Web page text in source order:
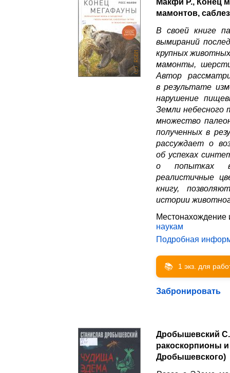
Макфи Р., Конец
мамонтов,
В своей книге
вымираний
крупных
мамонты,
Автор
в результате
нарушение
Земли небесного
множество
полученных в
рассуждает о
об успехах
о попытках
реалистичные
книгу,
истории
Местонахождение
наукам
Подробная
📚 1 экз. для
Забронировать
Дробышевский
ракоскорпионы
Дробышевского)